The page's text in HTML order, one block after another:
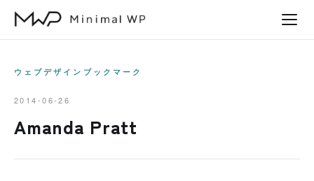
ウェブデザインブックマーク
2014-06-26
Amanda Pratt